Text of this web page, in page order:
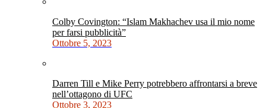
Colby Covington: “Islam Makhachev usa il mio nome
per farsi pubblicità”
Ottobre 5, 2023
Darren Till e Mike Perry potrebbero affrontarsi a breve
nell’ottagono di UFC
Ottobre 3, 2023